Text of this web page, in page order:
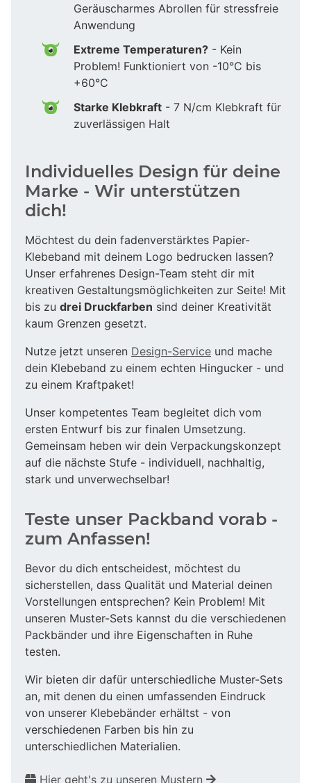
Geräuscharmes Abrollen für stressfreie
Anwendung
Extreme Temperaturen? - Kein
Problem! Funktioniert von -10°C bis
+60°C
Starke Klebkraft - 7 N/cm Klebkraft für
zuverlässigen Halt
Individuelles Design für deine
Marke - Wir unterstützen
dich!
Möchtest du dein fadenverstärktes Papier-
Klebeband mit deinem Logo bedrucken lassen?
Unser erfahrenes Design-Team steht dir mit
kreativen Gestaltungsmöglichkeiten zur Seite! Mit
bis zu drei Druckfarben sind deiner Kreativität
kaum Grenzen gesetzt.
Nutze jetzt unseren Design-Service und mache
dein Klebeband zu einem echten Hingucker - und
zu einem Kraftpaket!
Unser kompetentes Team begleitet dich vom
ersten Entwurf bis zur finalen Umsetzung.
Gemeinsam heben wir dein Verpackungskonzept
auf die nächste Stufe - individuell, nachhaltig,
stark und unverwechselbar!
Teste unser Packband vorab -
zum Anfassen!
Bevor du dich entscheidest, möchtest du
sicherstellen, dass Qualität und Material deinen
Vorstellungen entsprechen? Kein Problem! Mit
unseren Muster-Sets kannst du die verschiedenen
Packbänder und ihre Eigenschaften in Ruhe
testen.
Wir bieten dir dafür unterschiedliche Muster-Sets
an, mit denen du einen umfassenden Eindruck
von unserer Klebebänder erhältst - von
verschiedenen Farben bis hin zu
unterschiedlichen Materialien.
Hier geht's zu unseren Mustern